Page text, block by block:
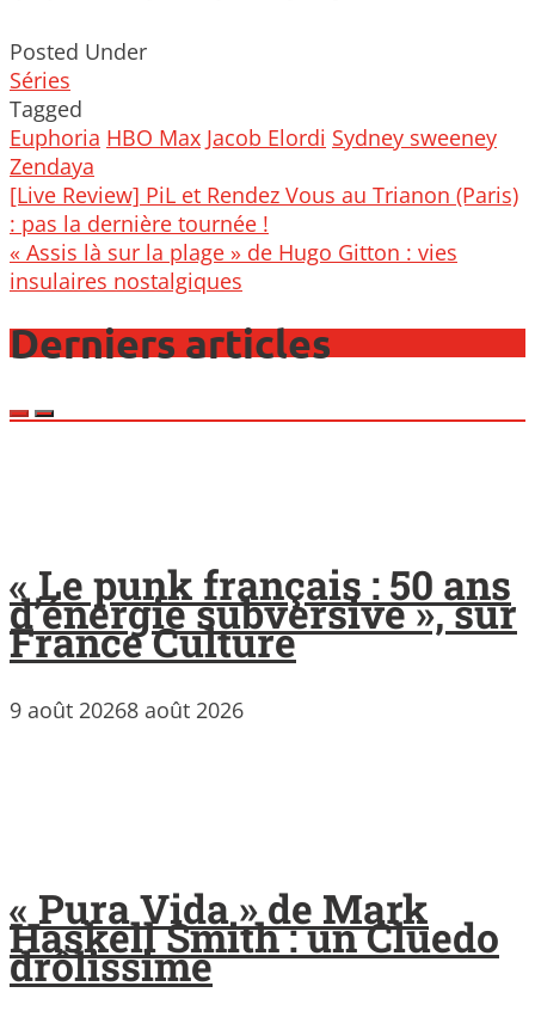
Posted Under
Séries
Tagged
Euphoria HBO Max Jacob Elordi Sydney sweeney
Zendaya
Post
navigation
[Live Review] PiL et Rendez Vous au Trianon (Paris)
: pas la dernière tournée !
« Assis là sur la plage » de Hugo Gitton : vies
insulaires nostalgiques
Derniers articles
« Le punk français : 50 ans
d’énergie subversive », sur
France Culture
9 août 20268 août 2026
« Pura Vida » de Mark
Haskell Smith : un Cluedo
drôlissime